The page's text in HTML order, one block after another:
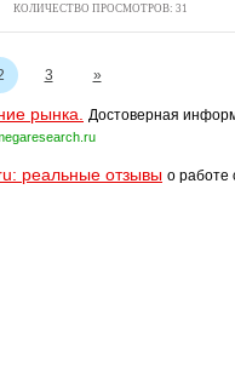
КОЛИЧЕСТВО ПРОСМОТРОВ: 31
3 »
рынка.
Достоверная
реальные отзывы о работе